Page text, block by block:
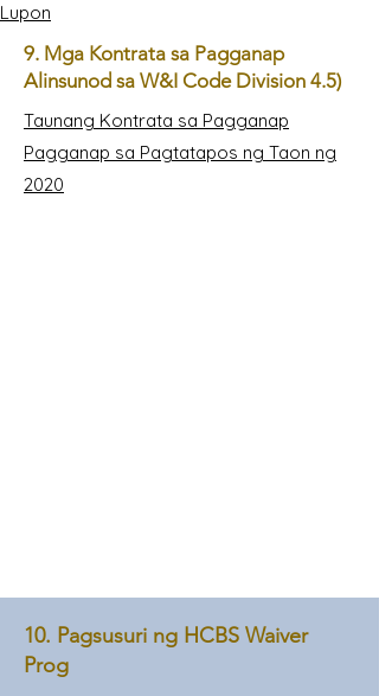
Lupon
9. Mga Kontrata sa Pagganap
Alinsunod sa W&I Code Division 4.5)
Taunang Kontrata sa Pagganap
Pagganap sa Pagtatapos ng Taon ng
2020
10. Pagsusuri ng HCBS Waiver
Prog